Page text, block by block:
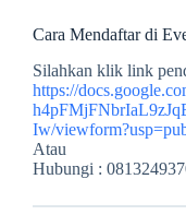
Cara Mendaftar di
Silahkan klik link
https://
Iw/
Atau
Hubungi :